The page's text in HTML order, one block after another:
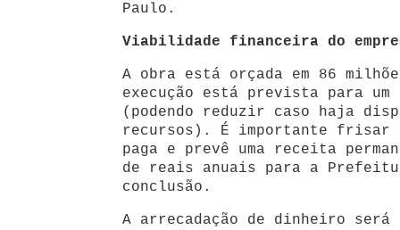
Paulo.
Viabilidade financeira do
A obra está orçada em 86
execução está prevista para um
(podendo reduzir caso haja
recursos). É importante frisar
paga e prevê uma receita
de reais anuais para a
conclusão.
A arrecadação de dinheiro